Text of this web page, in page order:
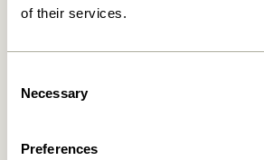
of their services.
Selection
Necessary
Preferences